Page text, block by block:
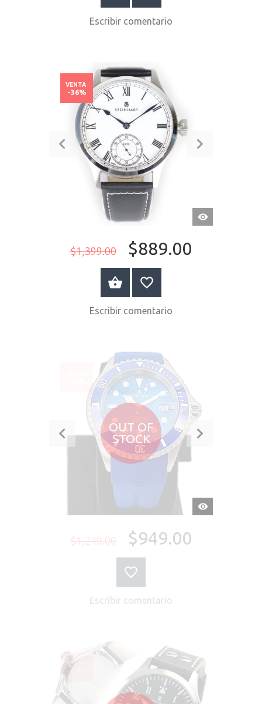
Escribir comentario
VISTA
RÁPIDA
$1,399.00 $889.00
VENTA
-36%
COMPRAR AHORA
Escribir comentario
OUT OF
STOCK
VISTA
RÁPIDA
$1,249.00 $949.00
Escribir comentario
VENTA
-34%